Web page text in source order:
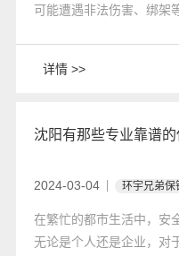
可能遭遇非法伤害、绑架
时也有多个保镖伴随左右
详情 >>
沈阳有那些专业靠谱的
2024-03-04 环宇兄弟保
在繁忙的都市生活中，安
无论是个人还是企业，对